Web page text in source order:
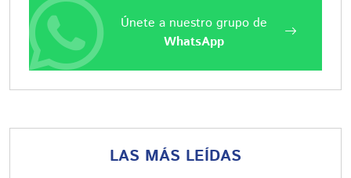
Únete a nuestro grupo de
WhatsApp
LAS MÁS LEÍDAS